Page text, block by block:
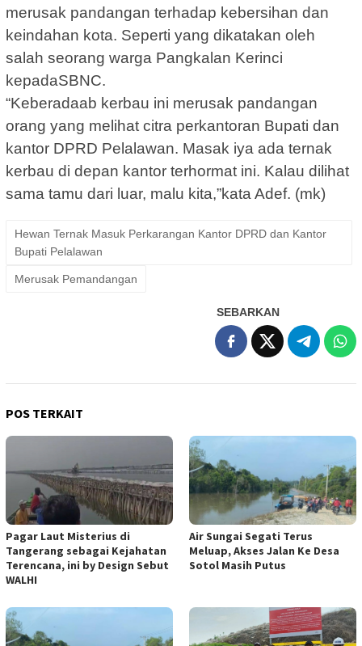
merusak pandangan terhadap kebersihan dan
keindahan kota. Seperti yang dikatakan oleh
salah seorang warga Pangkalan Kerinci
kepadaSBNC.
“Keberadaab kerbau ini merusak pandangan
orang yang melihat citra perkantoran Bupati dan
kantor DPRD Pelalawan. Masak iya ada ternak
kerbau di depan kantor terhormat ini. Kalau dilihat
sama tamu dari luar, malu kita,”kata Adef. (mk)
Hewan Ternak Masuk Perkarangan Kantor DPRD dan Kantor
Bupati Pelalawan
Merusak Pemandangan
SEBARKAN
POS TERKAIT
Pagar Laut Misterius di
Tangerang sebagai Kejahatan
Terencana, ini by Design Sebut
WALHI
Air Sungai Segati Terus
Meluap, Akses Jalan Ke Desa
Sotol Masih Putus